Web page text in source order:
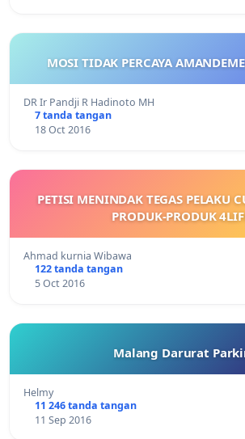
MOSI TIDAK PERCAYA
DR Ir Pandji R Hadinoto MH
7 tanda tangan
18 Oct 2016
PETISI MENINDAK TEGAS PELAKU
PRODUK-PRODUK
Ahmad kurnia Wibawa
122 tanda tangan
5 Oct 2016
Malang Darurat
Helmy
11 246 tanda tangan
11 Sep 2016